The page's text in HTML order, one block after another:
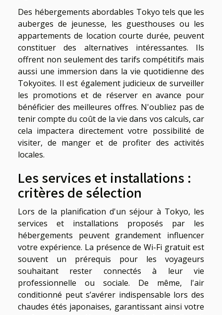
Des hébergements abordables Tokyo tels que les
auberges de jeunesse, les guesthouses ou les
appartements de location courte durée, peuvent
constituer des alternatives intéressantes. Ils
offrent non seulement des tarifs compétitifs mais
aussi une immersion dans la vie quotidienne des
Tokyoïtes. Il est également judicieux de surveiller
les promotions et de réserver en avance pour
bénéficier des meilleures offres. N'oubliez pas de
tenir compte du coût de la vie dans vos calculs, car
cela impactera directement votre possibilité de
visiter, de manger et de profiter des activités
locales.
Les services et installations :
critères de sélection
Lors de la planification d'un séjour à Tokyo, les
services et installations proposés par les
hébergements peuvent grandement influencer
votre expérience. La présence de Wi-Fi gratuit est
souvent un prérequis pour les voyageurs
souhaitant rester connectés à leur vie
professionnelle ou sociale. De même, l'air
conditionné peut s’avérer indispensable lors des
chaudes étés japonaises, garantissant ainsi votre